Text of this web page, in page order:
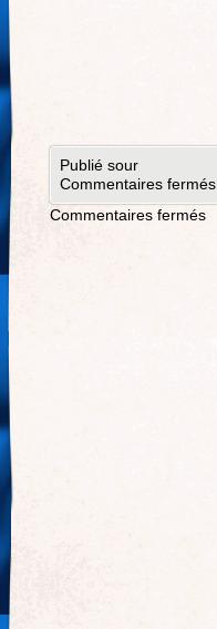
Publié sour
Commentaires fermés
Commentaires fermés